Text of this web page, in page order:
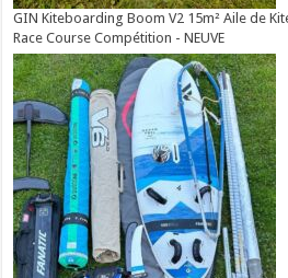
GIN Kiteboarding Boom V2 15m² Aile de
Race Course Compétition - NEUVE